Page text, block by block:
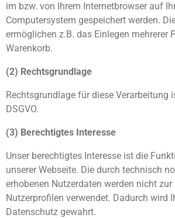
im bzw. von Ihrem Internetbrowser auf
Computersystem gespeichert werden.
ermöglichen z.B. das Einlegen mehrerer
Warenkorb.
(2) Rechtsgrundlage
Rechtsgrundlage für diese Verarbeitung
DSGVO.
(3) Berechtigtes Interesse
Unser berechtigtes Interesse ist die
unserer Webseite. Die durch technisch
erhobenen Nutzerdaten werden nicht zur
Nutzerprofilen verwendet. Dadurch wird
Datenschutz gewahrt.